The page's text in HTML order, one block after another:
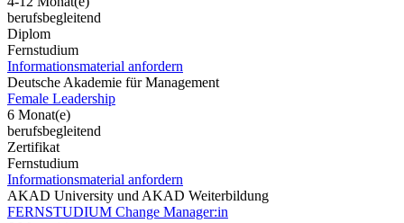
berufsbegleitend
Diplom
Fernstudium
Informationsmaterial anfordern
Deutsche Akademie für Management
Female Leadership
6 Monat(e)
berufsbegleitend
Zertifikat
Fernstudium
Informationsmaterial anfordern
AKAD University und AKAD Weiterbildung
FERNSTUDIUM Change Manager:in